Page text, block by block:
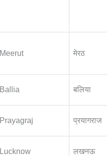
Meerut मेरठ
Ballia बलिया
Prayagraj प्रयागराज
Lucknow लखनऊ